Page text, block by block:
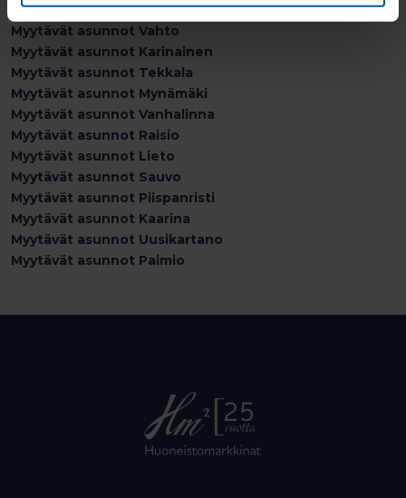
Myytävät asunnot Rusko
Myytävät asunnot Vahto
Myytävät asunnot Karinainen
Myytävät asunnot Tekkala
Myytävät asunnot Mynämäki
Myytävät asunnot Vanhalinna
Myytävät asunnot Raisio
Myytävät asunnot Lieto
Myytävät asunnot Sauvo
Myytävät asunnot Piispanristi
Myytävät asunnot Kaarina
Myytävät asunnot Uusikartano
Myytävät asunnot Paimio